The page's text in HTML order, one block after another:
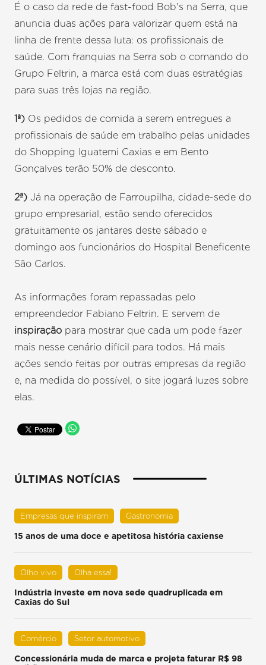
É o caso da rede de fast-food Bob's na Serra, que
anuncia duas ações para valorizar quem está na
linha de frente dessa luta: os profissionais de
saúde. Com franquias na Serra sob o comando do
Grupo Feltrin, a marca está com duas estratégias
para suas três lojas na região.
1ª) Os pedidos de comida a serem entregues a
profissionais de saúde em trabalho pelas unidades
do Shopping Iguatemi Caxias e em Bento
Gonçalves terão 50% de desconto.
2ª) Já na operação de Farroupilha, cidade-sede do
grupo empresarial, estão sendo oferecidos
gratuitamente os jantares deste sábado e
domingo aos funcionários do Hospital Beneficente
São Carlos.
As informações foram repassadas pelo
empreendedor Fabiano Feltrin. E servem de
inspiração para mostrar que cada um pode fazer
mais nesse cenário difícil para todos. Há mais
ações sendo feitas por outras empresas da região
e, na medida do possível, o site jogará luzes sobre
elas.
ÚLTIMAS NOTÍCIAS
Empresas que inspiram Gastronomia
15 anos de uma doce e apetitosa história caxiense
Olho vivo Olha essa!
Indústria investe em nova sede quadruplicada em
Caxias do Sul
Comércio Setor automotivo
Concessionária muda de marca e projeta faturar R$ 98